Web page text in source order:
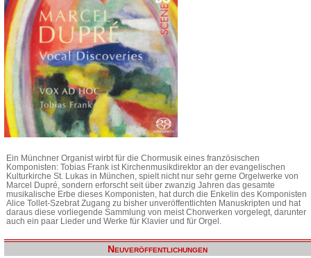
Ein Münchner Organist wirbt für die Chormusik eines französischen
Komponisten: Tobias Frank ist Kirchenmusikdirektor an der evangelischen
Kulturkirche St. Lukas in München, spielt nicht nur sehr gerne Orgelwerke von
Marcel Dupré, sondern erforscht seit über zwanzig Jahren das gesamte
musikalische Erbe dieses Komponisten, hat durch die Enkelin des Komponisten
Alice Tollet-Szebrat Zugang zu bisher unveröffentlichten Manuskripten und hat
daraus diese vorliegende Sammlung von meist Chorwerken vorgelegt, darunter
auch ein paar Lieder und Werke für Klavier und für Orgel.
Neuveröffentlichungen